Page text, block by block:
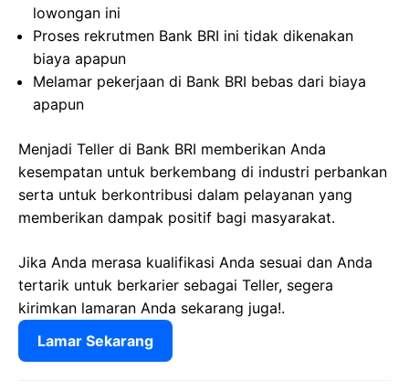
lowongan ini
Proses rekrutmen Bank BRI ini tidak dikenakan
biaya apapun
Melamar pekerjaan di Bank BRI bebas dari biaya
apapun
Menjadi Teller di Bank BRI memberikan Anda
kesempatan untuk berkembang di industri perbankan
serta untuk berkontribusi dalam pelayanan yang
memberikan dampak positif bagi masyarakat.
Jika Anda merasa kualifikasi Anda sesuai dan Anda
tertarik untuk berkarier sebagai Teller, segera
kirimkan lamaran Anda sekarang juga!.
Lamar Sekarang